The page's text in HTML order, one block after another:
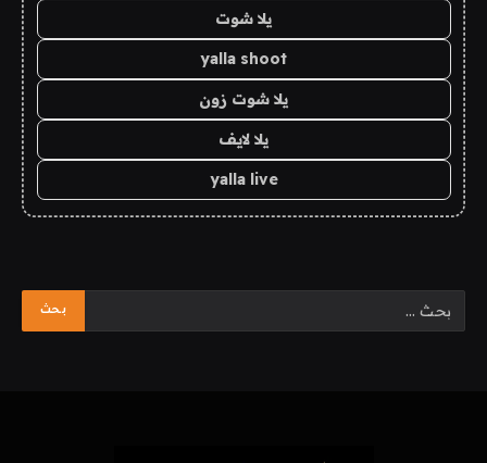
يلا شوت
yalla shoot
يلا شوت زون
يلا لايف
yalla live